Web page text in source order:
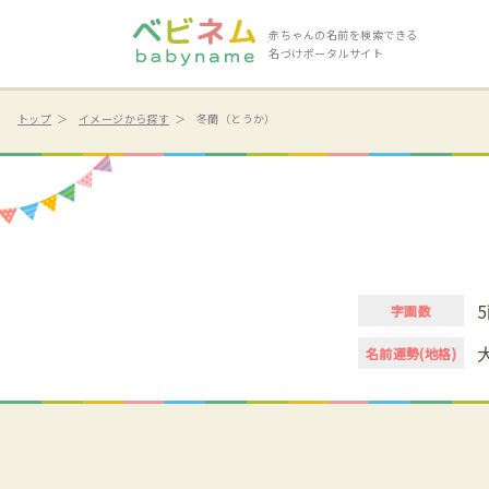
赤ちゃんの名前を検索できる
名づけポータルサイト
トップ イメージから探す 冬蘭（とうか）
字画数
名前運勢(地格)